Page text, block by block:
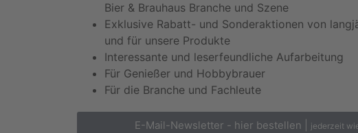
Bier & Brauhaus Branche und Szene
Exklusive Rabatt- und Sonderaktionen von
und für unsere Produkte
Interessante und leserfeundliche Aufarbeitung
Für Genießer und Hobbybrauer
Für die Branche und Fachleute
E-Mail-Newsletter - hier bestellen | jederzeit